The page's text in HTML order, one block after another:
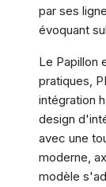
par ses
évoquant
Le Papillon
pratiques,
intégration
design
avec une
moderne,
modèle